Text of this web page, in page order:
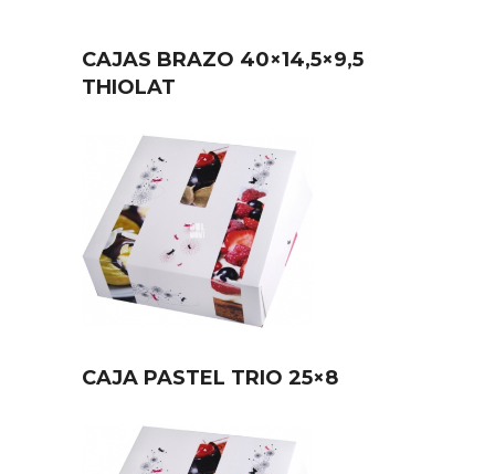
CAJAS BRAZO 40×14,5×9,5
THIOLAT
CAJA PASTEL TRIO 25×8